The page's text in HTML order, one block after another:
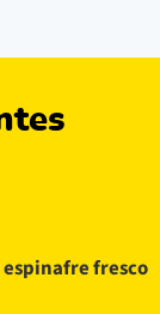
espinafre fresco